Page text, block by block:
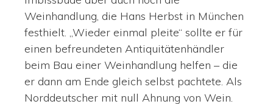
Weinhandlung, die Hans Herbst in München
festhielt. „Wieder einmal pleite“ sollte er für
einen befreundeten Antiquitätenhändler
beim Bau einer Weinhandlung helfen – die
er dann am Ende gleich selbst pachtete. Als
Norddeutscher mit null Ahnung von Wein.